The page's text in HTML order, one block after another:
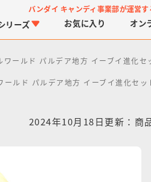
バンダイ キャンディ事業部が運営す
リーズ お気に入り オン
ワールド パルデア地方 イーブイ進化セ
ールド パルデア地方 イーブイ進化セッ
2024年10月18日更新：商